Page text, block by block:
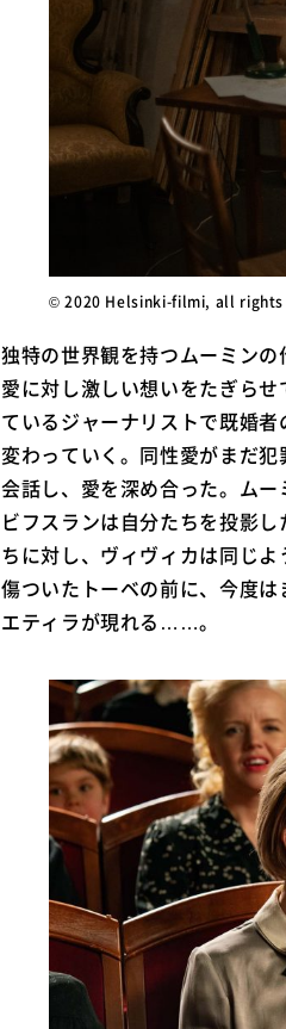
© 2020 Helsinki-filmi, all rights
独特の世界観を持つムーミン
愛に対し激しい想いをたぎら
ているジャーナリストで既婚
変わっていく。同性愛がまだ
会話し、愛を深め合った。ム
ビフスランは自分たちを投影
ちに対し、ヴィヴィカは同じ
傷ついたトーベの前に、今度
エティラが現れる……。